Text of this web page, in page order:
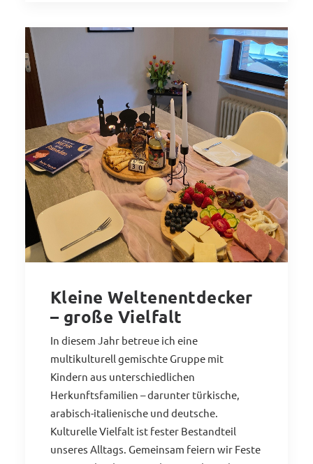
Kleine Weltenentdecker
– große Vielfalt
In diesem Jahr betreue ich eine
multikulturell gemischte Gruppe mit
Kindern aus unterschiedlichen
Herkunftsfamilien – darunter türkische,
arabisch-italienische und deutsche.
Kulturelle Vielfalt ist fester Bestandteil
unseres Alltags. Gemeinsam feiern wir Feste